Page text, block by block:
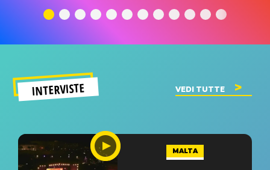
significato
del singolo
INTERVISTE VEDI TUTTE
MALTA